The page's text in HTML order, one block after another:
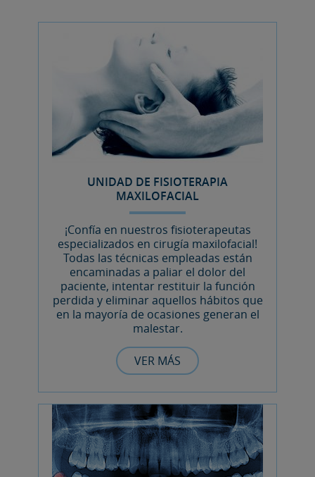
UNIDAD DE FISIOTERAPIA
MAXILOFACIAL
¡Confía en nuestros fisioterapeutas
especializados en cirugía maxilofacial!
Todas las técnicas empleadas están
encaminadas a paliar el dolor del
paciente, intentar restituir la función
perdida y eliminar aquellos hábitos que
en la mayoría de ocasiones generan el
malestar.
VER MÁS